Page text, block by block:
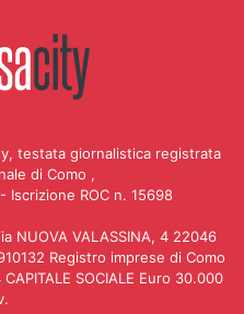
testata giornalistica registrata
di Como ,
Iscrizione ROC n. 15698
NUOVA VALASSINA, 4 22046
Registro imprese di Como
SOCIALE Euro 30.000